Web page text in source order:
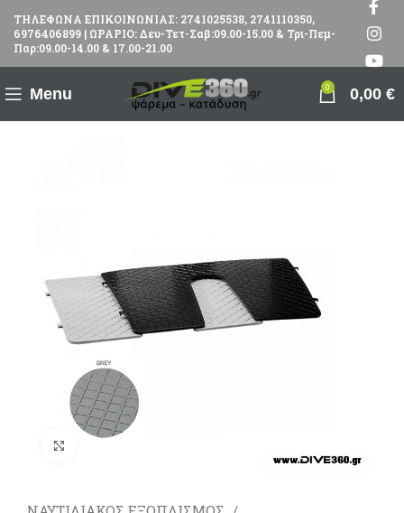
ΤΗΛΕΦΩΝΑ ΕΠΙΚΟΙΝΩΝΙΑΣ: 2741025538, 2741110350,
6976406899 | ΩΡΑΡΙΟ: Δευ-Τετ-Σαβ:09.00-15.00 & Τρι-Πεμ-
Παρ:09.00-14.00 & 17.00-21.00
Menu 0 0,00 €